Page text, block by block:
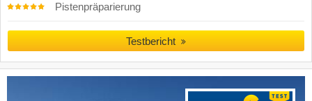
Pistenpräparierung
Testbericht